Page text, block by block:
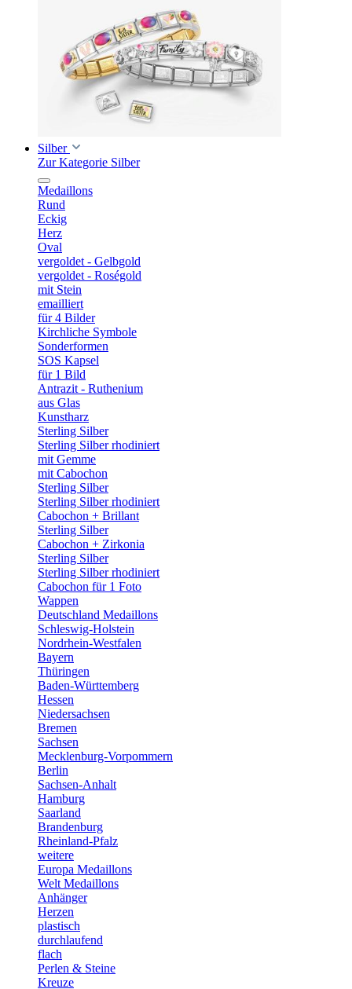
Silber
Zur Kategorie Silber
Medaillons
Rund
Eckig
Herz
Oval
vergoldet - Gelbgold
vergoldet - Roségold
mit Stein
emailliert
für 4 Bilder
Kirchliche Symbole
Sonderformen
SOS Kapsel
für 1 Bild
Antrazit - Ruthenium
aus Glas
Kunstharz
Sterling Silber
Sterling Silber rhodiniert
mit Gemme
mit Cabochon
Sterling Silber
Sterling Silber rhodiniert
Cabochon + Brillant
Sterling Silber
Cabochon + Zirkonia
Sterling Silber
Sterling Silber rhodiniert
Cabochon für 1 Foto
Wappen
Deutschland Medaillons
Schleswig-Holstein
Nordrhein-Westfalen
Bayern
Thüringen
Baden-Württemberg
Hessen
Niedersachsen
Bremen
Sachsen
Mecklenburg-Vorpommern
Berlin
Sachsen-Anhalt
Hamburg
Saarland
Brandenburg
Rheinland-Pfalz
weitere
Europa Medaillons
Welt Medaillons
Anhänger
Herzen
plastisch
durchlaufend
flach
Perlen & Steine
Kreuze